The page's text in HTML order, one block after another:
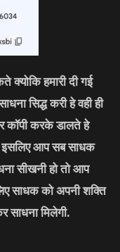
क्योकि हमारी दी गई
सिद्ध करी हे वही ही
कॉपी करके डालते हे
इसलिए आप सब साधक
सीखनी हो तो आप
साधक को अपनी शक्ति
साधना मिलेगी.